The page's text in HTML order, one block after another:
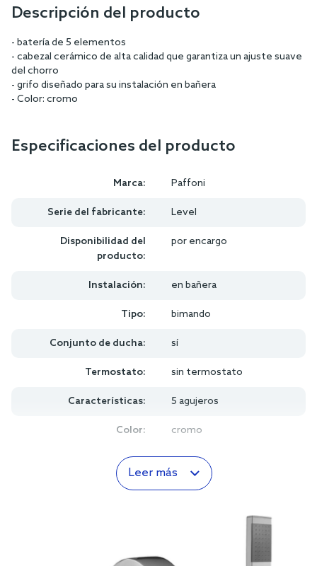
Descripción del producto
- batería de 5 elementos
- cabezal cerámico de alta calidad que garantiza un ajuste suave
del chorro
- grifo diseñado para su instalación en bañera
- Color: cromo
Especificaciones del producto
Marca: Paffoni
Serie del fabricante: Level
Disponibilidad del
producto:
por encargo
Instalación: en bañera
Tipo: bimando
Conjunto de ducha: sí
Termostato: sin termostato
Características: 5 agujeros
Color: cromo
Leer más